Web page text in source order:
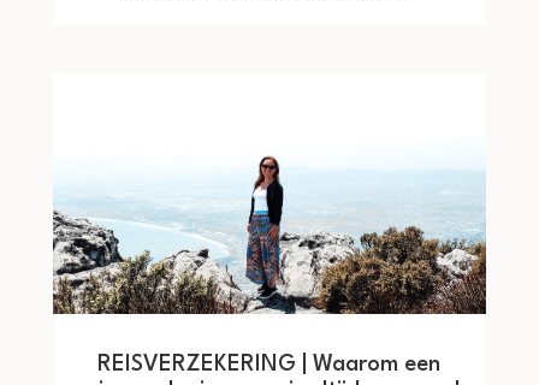
REISVERZEKERING | Waarom een